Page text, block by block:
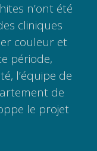
n’ont été
cliniques
couleur et
période,
l’équipe de
de
le projet